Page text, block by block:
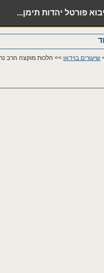
יהדות תימן...
>> הלכות מוקצה הרב נתן מחפוד